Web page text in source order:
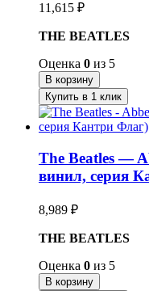
11,615 ₽
THE BEATLES
Оценка 0 из 5
В корзину
Купить в 1 клик
The Beatles —
винил, серия
8,989 ₽
THE BEATLES
Оценка 0 из 5
В корзину